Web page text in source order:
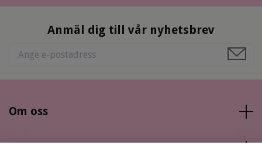
Anmäl dig till vår nyhetsbrev
Om oss